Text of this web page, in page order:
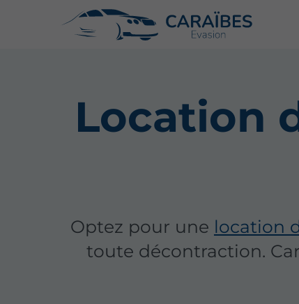
Location
Optez pour une location
toute décontraction.